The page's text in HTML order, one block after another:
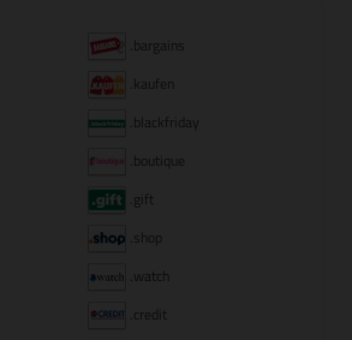
.bargains
.kaufen
.blackfriday
.boutique
.gift
.shop
.watch
.credit